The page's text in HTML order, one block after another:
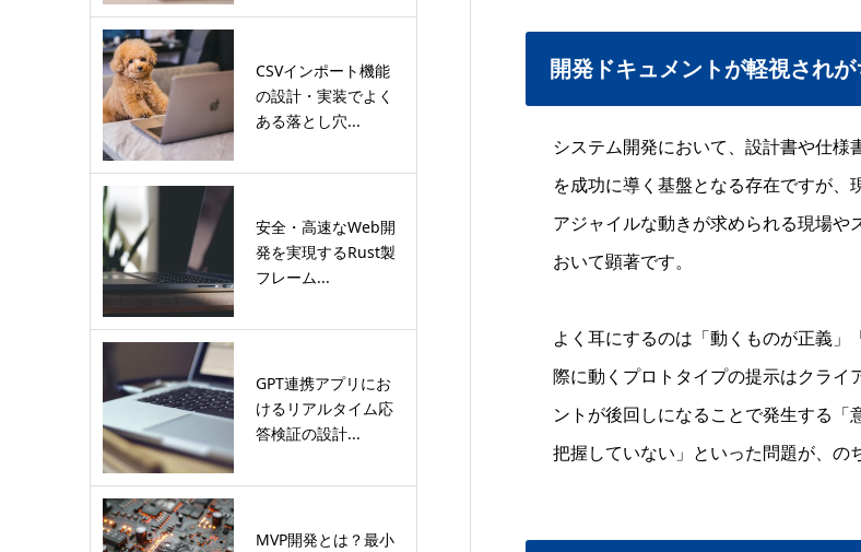
開発ドキュメントが軽視され
システム開発において、設計書や仕様
を成功に導く基盤となる存在ですが
アジャイルな動きが求められる現場
おいて顕著です。
よく耳にするのは「動くものが正義
際に動くプロトタイプの提示はクライ
ントが後回しになることで発生する
把握していない」といった問題が、の
CSVインポート機能
の設計・実装でよく
ある落とし穴...
安全・高速なWeb開
発を実現するRust製
フレーム...
GPT連携アプリにお
けるリアルタイム応
答検証の設計...
MVP開発とは？最小